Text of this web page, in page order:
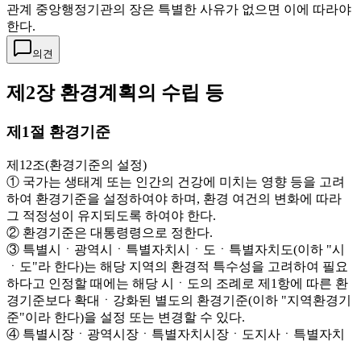
관계 중앙행정기관의 장은 특별한 사유가 없으면 이에 따라야
한다.
의견
제2장 환경계획의 수립 등
제1절 환경기준
제12조(환경기준의 설정)
① 국가는 생태계 또는 인간의 건강에 미치는 영향 등을 고려
하여 환경기준을 설정하여야 하며, 환경 여건의 변화에 따라
그 적정성이 유지되도록 하여야 한다.
② 환경기준은 대통령령으로 정한다.
③ 특별시ㆍ광역시ㆍ특별자치시ㆍ도ㆍ특별자치도(이하 "시
ㆍ도"라 한다)는 해당 지역의 환경적 특수성을 고려하여 필요
하다고 인정할 때에는 해당 시ㆍ도의 조례로 제1항에 따른 환
경기준보다 확대ㆍ강화된 별도의 환경기준(이하 "지역환경기
준"이라 한다)을 설정 또는 변경할 수 있다.
④ 특별시장ㆍ광역시장ㆍ특별자치시장ㆍ도지사ㆍ특별자치